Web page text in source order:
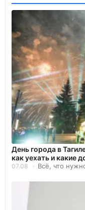
День города в
как уехать и какие
07.08 Всё, что